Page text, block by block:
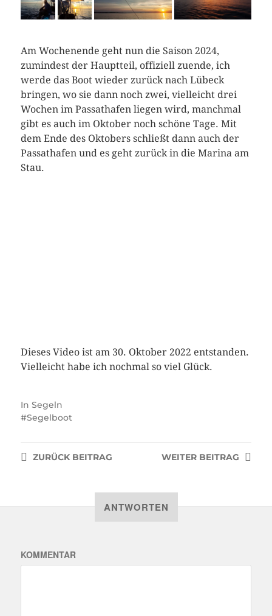
Am Wochenende geht nun die Saison 2024,
zumindest der Hauptteil, offiziell zuende, ich
werde das Boot wieder zurück nach Lübeck
bringen, wo sie dann noch zwei, vielleicht drei
Wochen im Passathafen liegen wird, manchmal
gibt es auch im Oktober noch schöne Tage. Mit
dem Ende des Oktobers schließt dann auch der
Passathafen und es geht zurück in die Marina am
Stau.
Dieses Video ist am 30. Oktober 2022 entstanden.
Vielleicht habe ich nochmal so viel Glück.
In Segeln
Segelboot
WEITER BEITRAG
ZURÜCKBEITRAG
ANTWORTEN
KOMMENTAR